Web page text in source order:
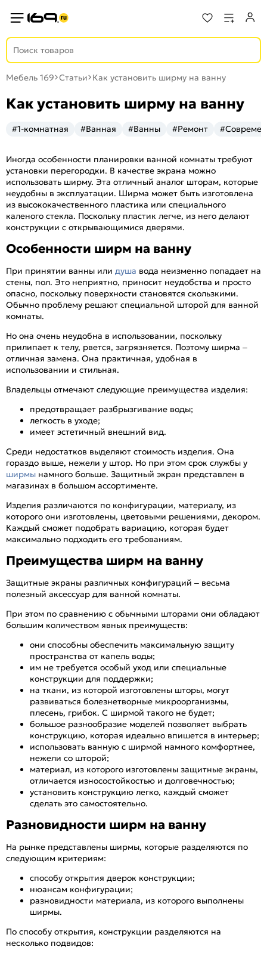
Мебель 169 Статьи Как установить ширму на ванну
Как установить ширму на ванну
#1-комнатная #Ванная #Ванны #Ремонт
Иногда особенности планировки ванной комнаты требуют
установки перегородки. В качестве экрана можно
использовать ширму. Эта отличный аналог шторам, которые
неудобны в эксплуатации. Ширма может быть изготовлена
из высококачественного пластика или специального
каленого стекла. Поскольку пластик легче, из него делают
конструкции с открывающимися дверями.
Особенности ширм на ванну
При принятии ванны или душа вода неизменно попадает на
стены, пол. Это неприятно, приносит неудобства и просто
опасно, поскольку поверхности становятся скользкими.
Обычно проблему решают специальной шторой для ванной
комнаты.
Но она очень неудобна в использовании, поскольку
прилипает к телу, рвется, загрязняется. Поэтому ширма –
отличная замена. Она практичная, удобная в
использовании и стильная.
Владельцы отмечают следующие преимущества изделия:
предотвращает разбрызгивание воды;
легкость в уходе;
имеет эстетичный внешний вид.
Среди недостатков выделяют стоимость изделия. Она
гораздо выше, нежели у штор. Но при этом срок службы у
ширмы намного больше. Защитный экран представлен в
магазинах в большом ассортименте.
Изделия различаются по конфигурации, материалу, из
которого они изготовлены, цветовыми решениями, декором.
Каждый сможет подобрать вариацию, которая будет
максимально подходить его требованиям.
Преимущества ширм на ванну
Защитные экраны различных конфигураций – весьма
полезный аксессуар для ванной комнаты.
При этом по сравнению с обычными шторами они обладают
большим количеством явных преимуществ:
они способны обеспечить максимальную защиту
пространства от капель воды;
им не требуется особый уход или специальные
конструкции для поддержки;
на ткани, из которой изготовлены шторы, могут
развиваться болезнетворные микроорганизмы,
плесень, грибок. С ширмой такого не будет;
большое разнообразие моделей позволяет выбрать
конструкцию, которая идеально впишется в интерьер;
использовать ванную с ширмой намного комфортнее,
нежели со шторой;
материал, из которого изготовлены защитные экраны,
отличается износостойкостью и долговечностью;
установить конструкцию легко, каждый сможет
сделать это самостоятельно.
Разновидности ширм на ванну
На рынке представлены ширмы, которые разделяются по
следующим критериям:
способу открытия дверок конструкции;
нюансам конфигурации;
разновидности материала, из которого выполнены
ширмы.
По способу открытия, конструкции разделяются на
несколько подвидов: